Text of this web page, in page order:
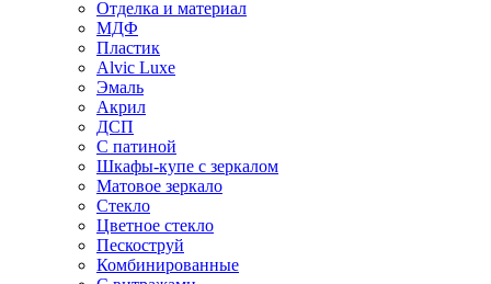
Отделка и материал
МДФ
Пластик
Alvic Luxe
Эмаль
Акрил
ДСП
С патиной
Шкафы-купе с зеркалом
Матовое зеркало
Стекло
Цветное стекло
Пескоструй
Комбинированные